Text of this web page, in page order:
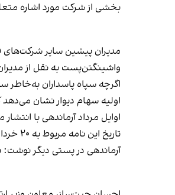
بخشی از شرکت مورد اشاره
مدیران پیشین سایر شرکت‌های
واشینگتن‌پست به نقل از
اگرچه سپاه پاسداران به‌خاطر
اولیه سهام دیوار نشان
اوایل مرداد آرماندهی با
تاریخ این نامه مربوط به ۲۰ خرداد است و از سوی یک مقام امنیتی به یکی از مسئولان بورس تهران ارسال شده بود.
آرماندهی در پستی دیگر نوشت: